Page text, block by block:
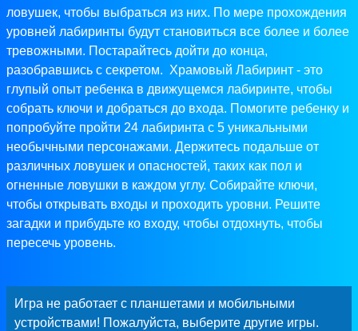
ловушек, чтобы выбраться из них. По мере прохождения
уровней лабиринты будут становиться все более и более
тревожными. Постарайтесь дойти до конца,
разобравшись с секретом. Храмовый Лабиринт - это
глупый опыт ребенка в движущемся лабиринте, чтобы
собрать ключи и добраться до входа. Помогите ребенку и
попробуйте пройти 24 лабиринта с 5 уникальными
необычными персонажами. Держитесь подальше от
различных ловушек и опасностей, таких как пол и
огненные ловушки в каждом углу. Собирайте ключи,
чтобы открывать входы и проходить уровни. Решите
загадки и прибудьте ко входу, чтобы отдохнуть, чтобы
пересечь уровень.
Игра не работает с планшетами и мобильными
устройствами! Пожалуйста, выберите другие игры.